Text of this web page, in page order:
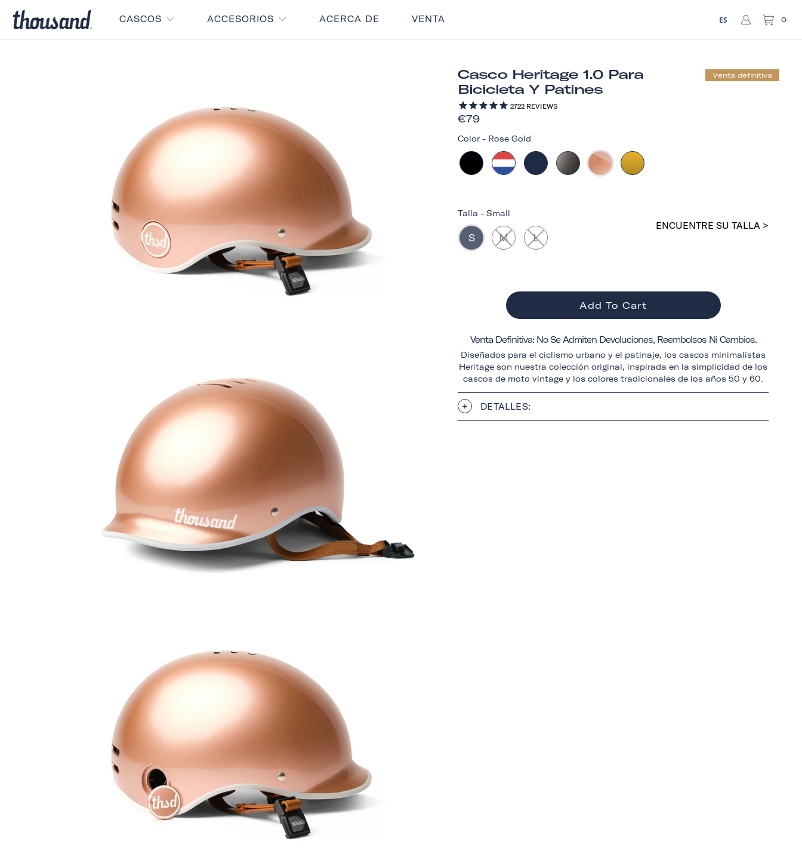
CASCOS ACCESORIOS ACERCA DE VENTA ES 0
Venta definitiva
Casco Heritage 1.0 Para
Bicicleta Y Patines
2722 REVIEWS
€79
Color - Rose Gold
Talla - Small
S M L
ENCUENTRE SU TALLA >
Add To Cart
Venta Definitiva: No Se Admiten Devoluciones, Reembolsos Ni Cambios.
Diseñados para el ciclismo urbano y el patinaje, los cascos minimalistas
Heritage son nuestra colección original, inspirada en la simplicidad de los
cascos de moto vintage y los colores tradicionales de los años 50 y 60.
DETALLES: